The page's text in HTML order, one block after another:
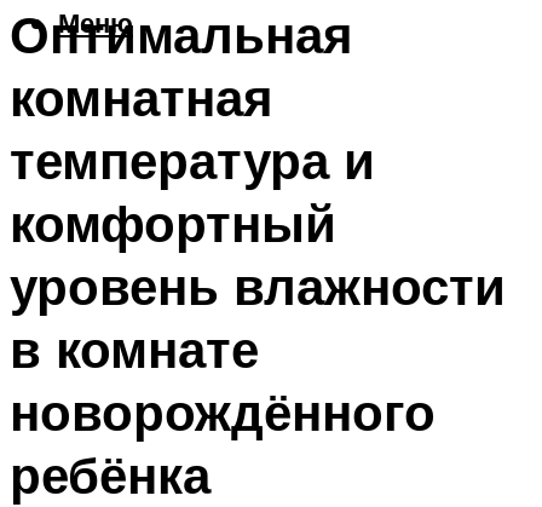
Меню
Оптимальная
комнатная
температура и
комфортный
уровень влажности
в комнате
новорождённого
ребёнка